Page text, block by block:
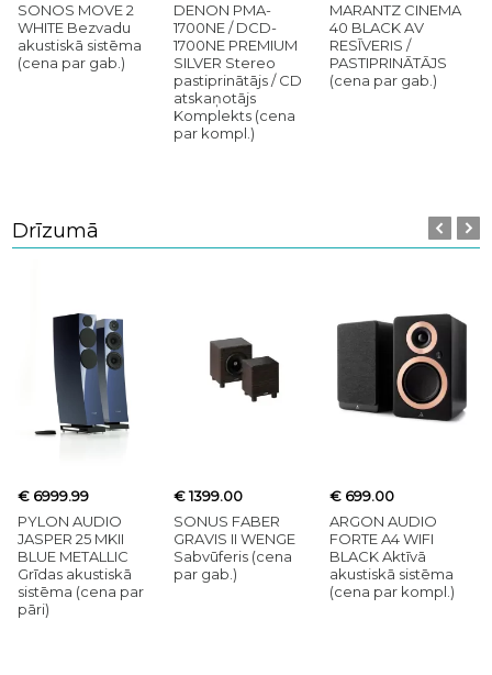
SONOS MOVE 2
WHITE Bezvadu
akustiskā sistēma
(cena par gab.)
DENON PMA-
1700NE / DCD-
1700NE PREMIUM
SILVER Stereo
pastiprinātājs / CD
atskaņotājs
Komplekts (cena
par kompl.)
MARANTZ CINEMA
40 BLACK AV
RESĪVERIS /
PASTIPRINĀTĀJS
(cena par gab.)
Drīzumā
€ 6999.99
PYLON AUDIO
JASPER 25 MKII
BLUE METALLIC
Grīdas akustiskā
sistēma (cena par
pāri)
€ 1399.00
SONUS FABER
GRAVIS II WENGE
Sabvūferis (cena
par gab.)
€ 699.00
ARGON AUDIO
FORTE A4 WIFI
BLACK Aktīvā
akustiskā sistēma
(cena par kompl.)